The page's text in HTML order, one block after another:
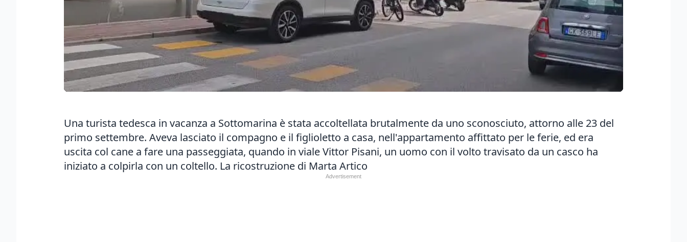
Una turista tedesca in vacanza a Sottomarina è stata accoltellata brutalmente da uno sconosciuto, attorno alle 23 del
primo settembre. Aveva lasciato il compagno e il figlioletto a casa, nell'appartamento affittato per le ferie, ed era
uscita col cane a fare una passeggiata, quando in viale Vittor Pisani, un uomo con il volto travisato da un casco ha
iniziato a colpirla con un coltello. La ricostruzione di Marta Artico